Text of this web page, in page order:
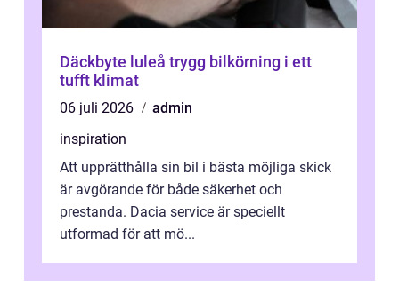
Däckbyte luleå trygg bilkörning i ett
tufft klimat
06 juli 2026
admin
inspiration
Att upprätthålla sin bil i bästa möjliga skick
är avgörande för både säkerhet och
prestanda. Dacia service är speciellt
utformad för att mö...